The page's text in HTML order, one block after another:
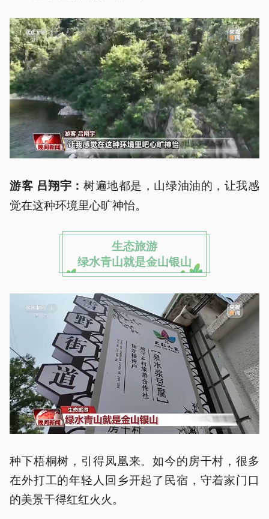
游客 吕翔宇： 树遍地都是，山绿油油的，让我感
觉在这种环境里心旷神怡。
生态旅游
绿水青山就是金山银山
种下梧桐树，引得凤凰来。如今的房干村，很多
在外打工的年轻人回乡开起了民宿，守着家门口
的美景干得红红火火。